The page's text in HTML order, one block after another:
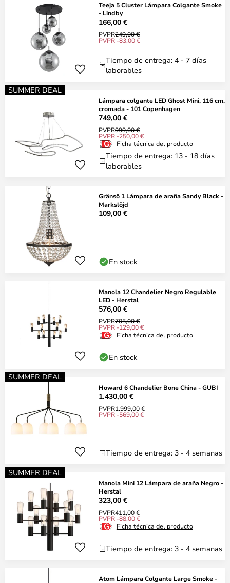
Teeja 5 Cluster Lámpara Colgante Smoke
- Lindby
166,00 €
PVPR249,00 €
PVPR -83,00 €
Tiempo de entrega: 4 - 7 días
laborables
SUMMER DEAL
Lámpara colgante LED Ghost Mini, 116 cm,
cromada - 101 Copenhagen
749,00 €
PVPR999,00 €
PVPR -250,00 €
Ficha técnica del producto
Tiempo de entrega: 13 - 18 días
laborables
Gränsö 1 Lámpara de araña Sandy Black -
Markslöjd
109,00 €
En stock
Manola 12 Chandelier Negro Regulable
LED - Herstal
576,00 €
PVPR705,00 €
PVPR -129,00 €
Ficha técnica del producto
En stock
SUMMER DEAL
Howard 6 Chandelier Bone China - GUBI
1.430,00 €
PVPR1.999,00 €
PVPR -569,00 €
Tiempo de entrega: 3 - 4 semanas
SUMMER DEAL
Manola Mini 12 Lámpara de araña Negro -
Herstal
323,00 €
PVPR411,00 €
PVPR -88,00 €
Ficha técnica del producto
Tiempo de entrega: 3 - 4 semanas
Atom Lámpara Colgante Large Smoke -